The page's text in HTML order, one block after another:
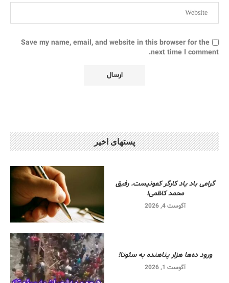
Save my name, email, and website in this browser for the
next time I comment.
پستهای اخیر
گرامی باد یاد کارگر کمونیست. رفیق
محمد کاظمی!
آگوست 4, 2026
ورود ده‌ها هزار پناهنده به سئوتا!
آگوست 1, 2026